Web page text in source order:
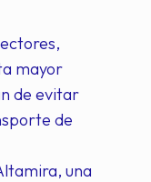
mayor
de evitar
de
una